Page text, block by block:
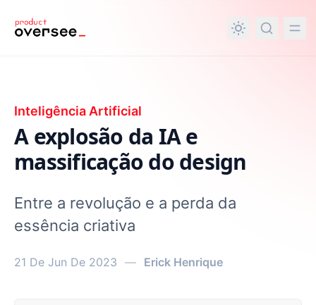
principal
Inteligência Artificial
A explosão da IA e
massificação do design
Entre a revolução e a perda da
essência criativa
21 De Jun De 2023 — Erick Henrique